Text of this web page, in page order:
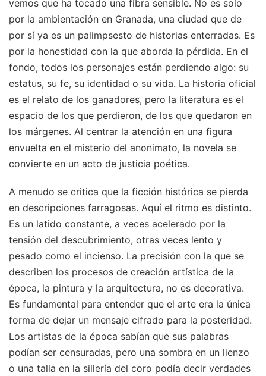
vemos que ha tocado una fibra sensible. No es solo
por la ambientación en Granada, una ciudad que de
por sí ya es un palimpsesto de historias enterradas. Es
por la honestidad con la que aborda la pérdida. En el
fondo, todos los personajes están perdiendo algo: su
estatus, su fe, su identidad o su vida. La historia oficial
es el relato de los ganadores, pero la literatura es el
espacio de los que perdieron, de los que quedaron en
los márgenes. Al centrar la atención en una figura
envuelta en el misterio del anonimato, la novela se
convierte en un acto de justicia poética.
A menudo se critica que la ficción histórica se pierda
en descripciones farragosas. Aquí el ritmo es distinto.
Es un latido constante, a veces acelerado por la
tensión del descubrimiento, otras veces lento y
pesado como el incienso. La precisión con la que se
describen los procesos de creación artística de la
época, la pintura y la arquitectura, no es decorativa.
Es fundamental para entender que el arte era la única
forma de dejar un mensaje cifrado para la posteridad.
Los artistas de la época sabían que sus palabras
podían ser censuradas, pero una sombra en un lienzo
o una talla en la sillería del coro podía decir verdades